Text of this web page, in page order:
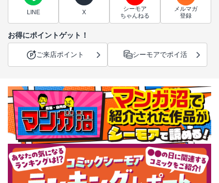
LINE X
シーモア
ちゃんねる
メルマガ
登録
お得にポイントゲット！
ご来店ポイント シーモアでポイ活